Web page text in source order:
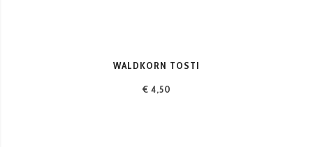
WALDKORN TOSTI
€ 4,50